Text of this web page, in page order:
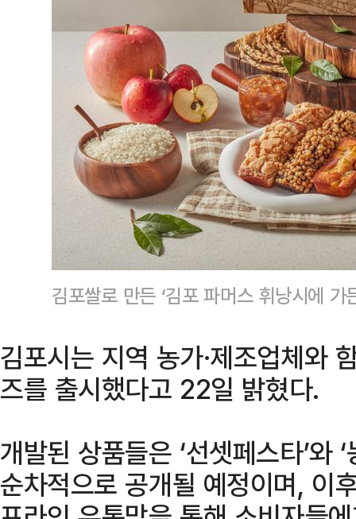
김포쌀로 만든 ‘김포 파머스 휘낭시에
김포시는 지역 농가·제조업체와
즈를 출시했다고 22일 밝혔다.
개발된 상품들은 ‘선셋페스타’와
순차적으로 공개될 예정이며, 이